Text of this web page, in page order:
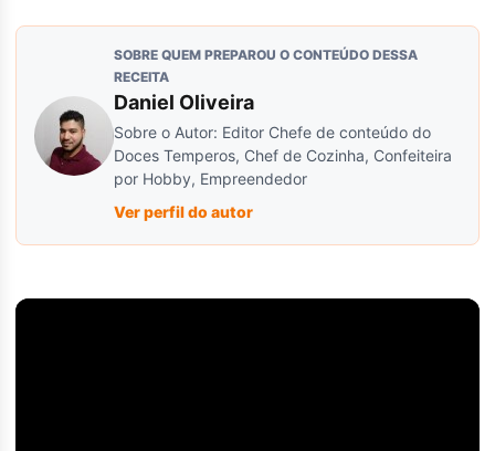
SOBRE QUEM PREPAROU O CONTEÚDO DESSA
RECEITA
Daniel Oliveira
Sobre o Autor: Editor Chefe de conteúdo do
Doces Temperos, Chef de Cozinha, Confeiteira
por Hobby, Empreendedor
Ver perfil do autor